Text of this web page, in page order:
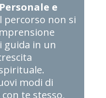
e
percorso non si
guida in un
modi di
te stesso,